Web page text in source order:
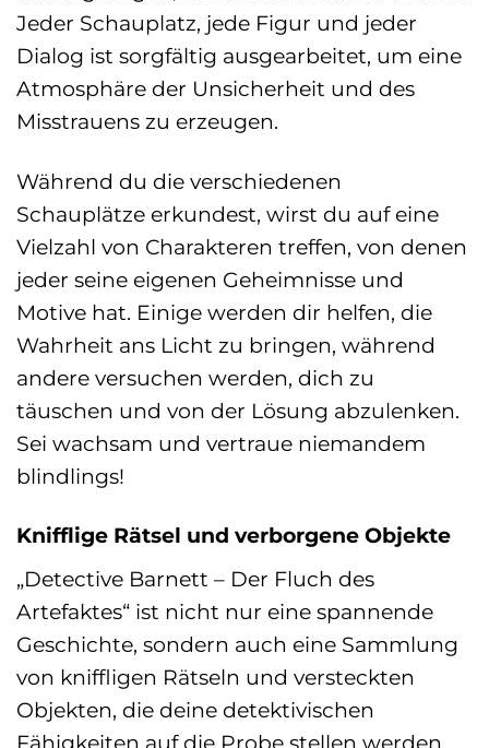
Jeder Schauplatz, jede Figur und jeder
Dialog ist sorgfältig ausgearbeitet, um eine
Atmosphäre der Unsicherheit und des
Misstrauens zu erzeugen.
Während du die verschiedenen
Schauplätze erkundest, wirst du auf eine
Vielzahl von Charakteren treffen, von denen
jeder seine eigenen Geheimnisse und
Motive hat. Einige werden dir helfen, die
Wahrheit ans Licht zu bringen, während
andere versuchen werden, dich zu
täuschen und von der Lösung abzulenken.
Sei wachsam und vertraue niemandem
blindlings!
Knifflige Rätsel und verborgene Objekte
„Detective Barnett – Der Fluch des
Artefaktes“ ist nicht nur eine spannende
Geschichte, sondern auch eine Sammlung
von kniffligen Rätseln und versteckten
Objekten, die deine detektivischen
Fähigkeiten auf die Probe stellen werden.